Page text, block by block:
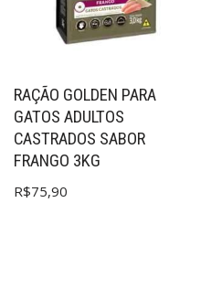
RAÇÃO GOLDEN PARA
GATOS ADULTOS
CASTRADOS SABOR
FRANGO 3KG
R$75,90